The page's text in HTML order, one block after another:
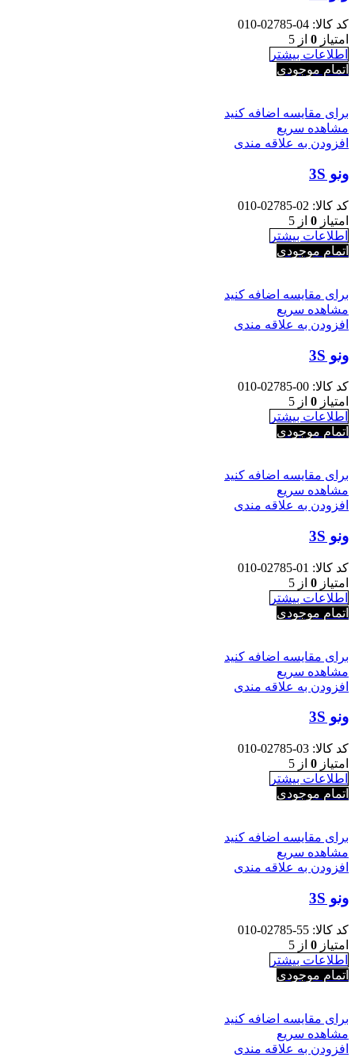
کد کالا: 04-02785-010
امتیاز 0 از 5
اطلاعات بیشتر
اتمام موجودی
برای مقایسه اضافه کنید
مشاهده سریع
افزودن به علاقه مندی
ونو 3S
کد کالا: 02-02785-010
امتیاز 0 از 5
اطلاعات بیشتر
اتمام موجودی
برای مقایسه اضافه کنید
مشاهده سریع
افزودن به علاقه مندی
ونو 3S
کد کالا: 00-02785-010
امتیاز 0 از 5
اطلاعات بیشتر
اتمام موجودی
برای مقایسه اضافه کنید
مشاهده سریع
افزودن به علاقه مندی
ونو 3S
کد کالا: 01-02785-010
امتیاز 0 از 5
اطلاعات بیشتر
اتمام موجودی
برای مقایسه اضافه کنید
مشاهده سریع
افزودن به علاقه مندی
ونو 3S
کد کالا: 03-02785-010
امتیاز 0 از 5
اطلاعات بیشتر
اتمام موجودی
برای مقایسه اضافه کنید
مشاهده سریع
افزودن به علاقه مندی
ونو 3S
کد کالا: 55-02785-010
امتیاز 0 از 5
اطلاعات بیشتر
اتمام موجودی
برای مقایسه اضافه کنید
مشاهده سریع
افزودن به علاقه مندی